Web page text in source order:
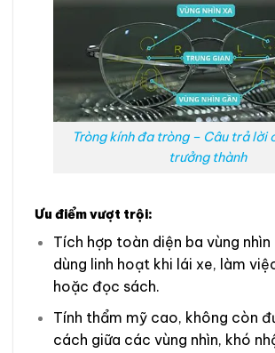
Tròng kính đa tròng – Câu trả lời
trưởng thành
Ưu điểm vượt trội:
Tích hợp toàn diện ba vùng nhìn
dùng linh hoạt khi lái xe, làm
hoặc đọc sách.
Tính thẩm mỹ cao, không còn
cách giữa các vùng nhìn, khó